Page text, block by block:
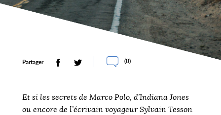
Partager (0)
Et si les secrets de Marco Polo, d’Indiana Jones
ou encore de l’écrivain voyageur Sylvain Tesson